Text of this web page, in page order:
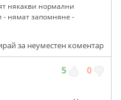
някакви нормални
- нямат запомняне -
за неуместен коментар
5 0